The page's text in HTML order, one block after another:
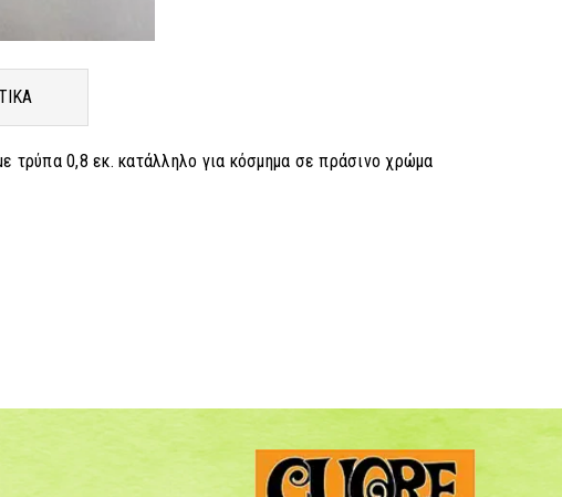
τρύπα 0,8 εκ. κατάλληλο για κόσμημα σε πράσινο χρώμα